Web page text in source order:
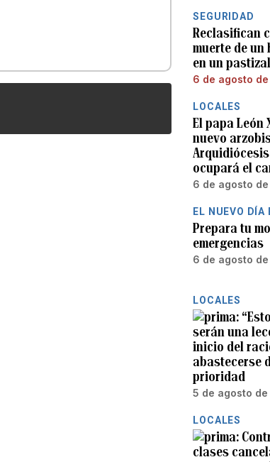
SEGURIDAD
Reclasifican
muerte de un
en un
6 de agosto
LOCALES
El papa León
nuevo
ocupará el
6 de agosto
EL NUEVO DÍA
Prepara tu
emergencias
6 de agosto
LOCALES
serán una
inicio del
abastecerse
prioridad
5 de agosto de
LOCALES
clases